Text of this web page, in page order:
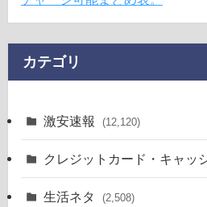
カテゴリ
激安速報 (12,120)
クレジットカード・キャッ
生活ネタ (2,508)